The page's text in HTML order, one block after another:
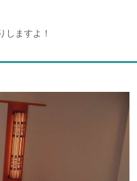
しますよ！